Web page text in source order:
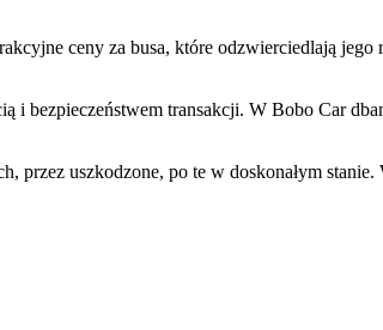
ceny za busa, które odzwierciedlają
bezpieczeństwem transakcji. W Bobo Car
przez uszkodzone, po te w doskonałym